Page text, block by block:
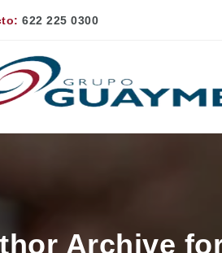
622 225 0300
Archive